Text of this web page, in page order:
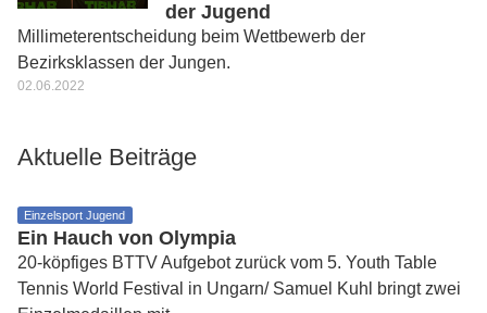
der Jugend
Millimeterentscheidung beim Wettbewerb der
Bezirksklassen der Jungen.
02.06.2022
Aktuelle Beiträge
Einzelsport Jugend
Ein Hauch von Olympia
20-köpfiges BTTV Aufgebot zurück vom 5. Youth Table
Tennis World Festival in Ungarn/ Samuel Kuhl bringt zwei